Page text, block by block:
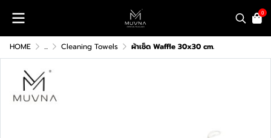
0
HOME ... Cleaning Towels ผ้าเช็ด Waffle 30x30 cm.